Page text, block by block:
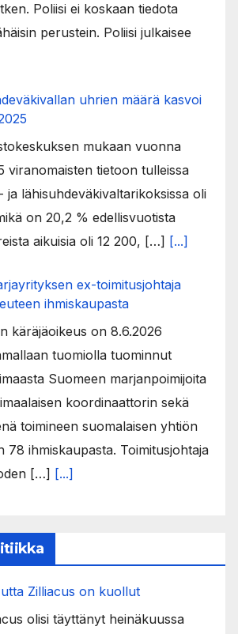
Poliisi ei koskaan tiedota
perustein. Poliisi julkaisee
uhrien määrä kasvoi
mukaan vuonna
viranomaisten tietoon tulleissa
ja lähisuhdeväkivaltarikoksissa oli
on 20,2 % edellisvuotista
aikuisia oli 12 200, […] [...]
ex-toimitusjohtaja
ihmiskaupasta
käräjäoikeus on 8.6.2026
tuomiolla tuominnut
Suomeen marjanpoimijoita
koordinaattorin sekä
toimineen suomalaisen yhtiön
78 ihmiskaupasta. Toimitusjohtaja
[…] [...]
Zilliacus on kuollut
olisi täyttänyt heinäkuussa